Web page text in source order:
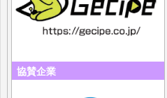
協賛企業